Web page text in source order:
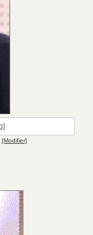
[Modifier]